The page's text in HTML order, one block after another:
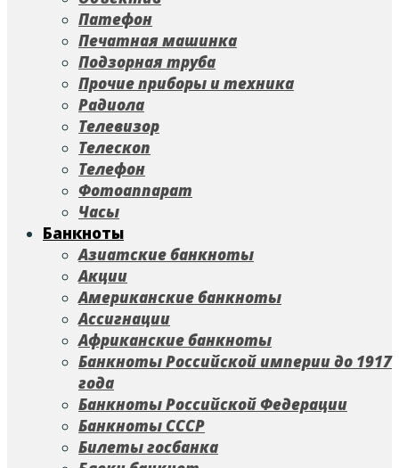
Патефон
Печатная машинка
Подзорная труба
Прочие приборы и техника
Радиола
Телевизор
Телескоп
Телефон
Фотоаппарат
Часы
Банкноты
Азиатские банкноты
Акции
Американские банкноты
Ассигнации
Африканские банкноты
Банкноты Российской империи до 1917
года
Банкноты Российской Федерации
Банкноты СССР
Билеты госбанка